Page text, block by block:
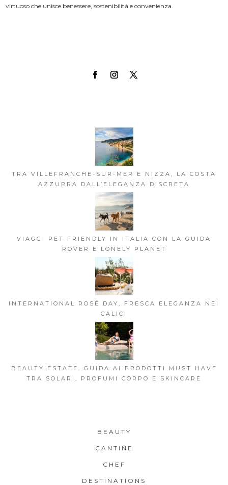
virtuoso che unisce benessere, sostenibilità e convenienza.
TRA VILLEFRANCHE-SUR-MER E NIZZA, LA COSTA
AZZURRA DALL’ELEGANZA DISCRETA
VIAGGI PET FRIENDLY IN ITALIA CON LA GUIDA
ROVER E LONELY PLANET
INTERNATIONAL ROSÉ DAY, FRESCA ELEGANZA NEI
CALICI
BEAUTY ESTATE. GUIDA AI PRODOTTI MUST HAVE
TRA SOLARI, PROFUMI CORPO E SKINCARE
BEAUTY
CANTINE
CHEF
DESTINATIONS